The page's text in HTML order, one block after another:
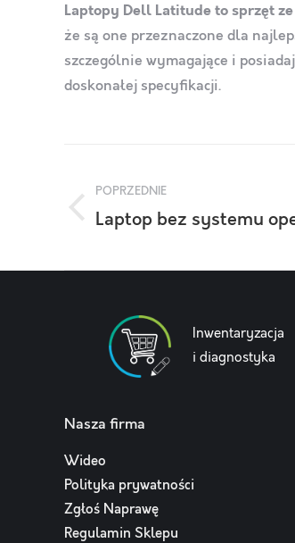
Laptopy Dell Latitude to sprzęt
że są one przeznaczone dla
szczególnie wymagające i
doskonałej specyfikacji.
wpisów
POPRZEDNIE
Poprzedni
Laptop bez systemu
Inwentaryzacja
i diagnostyka
Nasza firma
Wideo
Polityka prywatności
Zgłoś Naprawę
Regulamin Sklepu